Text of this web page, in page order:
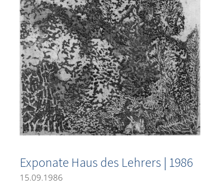
Exponate Haus des Lehrers | 1986
15.09.1986